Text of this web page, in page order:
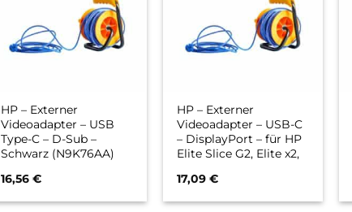
HP – Externer
Videoadapter – USB
Type-C – D-Sub –
Schwarz (N9K76AA)
16,56€
HP – Externer
Videoadapter – USB-C
– DisplayPort – für HP
Elite Slice G2, Elite x2,
mt45, ZBook 15 G6, 17
17,09€